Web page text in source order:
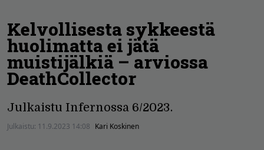
Kelvollisesta sykkeestä
huolimatta ei jätä
muistijälkiä – arviossa
DeathCollector
Julkaistu Infernossa 6/2023.
Julkaistu: 11.9.2023 14:08 Kari Koskinen